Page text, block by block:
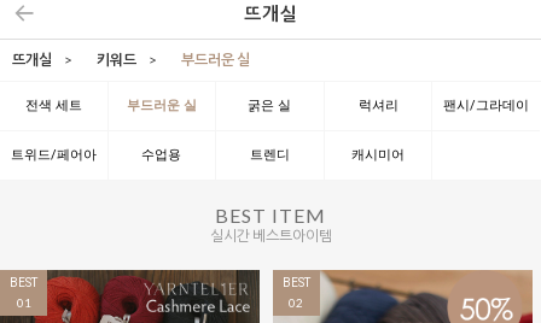
뜨개실
뜨개실 > 키워드 > 부드러운 실
전색 세트 부드러운 실 굵은 실 럭셔리 팬시/그라데이
트위드/페어아 수업용 트렌디 캐시미어
BEST ITEM
실시간 베스트아이템
BEST
01
BEST
02